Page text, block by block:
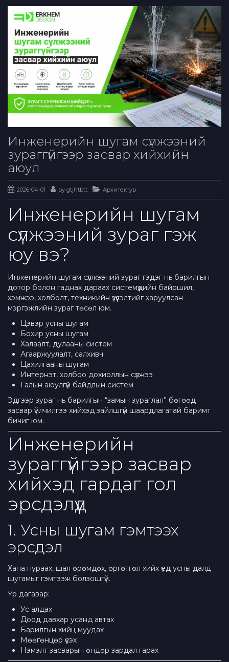
Инженерийн шугам сүлжээний
зураггүйгээр засвар хийхийн
аюул
2026-04-01 by gtjhtbtt Архитектур
Инженерийн шугам
сүлжээний зураг гэж
юу вэ?
Инженерийн шугам сүлжээний зураг гэдэг нь барилгын
дотор болон гаднах дараах системүүдийн байршил,
хэмжээ, холболт, техникийн үзүүлэлтийг харуулсан
мэргэжлийн зураг төсөл юм.
Цэвэр усны шугам
Бохир усны шугам
Халаалт, дулааны систем
Агааржуулалт, салхивч
Цахилгааны шугам
Интернэт, холбоо дохиоллын сүлжээ
Галын аюулгүй байдлын систем
Эдгээр зураг нь барилгын “замын зураглал” бөгөөд
засвар үйлчилгээ хийхэд зайлшгүй шаардлагатай баримт
бичиг юм.
Инженерийн
зураггүйгээр засвар
хийхэд гардаг гол
эрсдэлүүд
1. Усны шугам гэмтээх
эрсдэл
Хана нураах, шал өрөмдөх, өргөтгөл хийх үед усны далд
шугамыг гэмтээж болзошгүй.
Үр дагавар:
Ус алдах
Доод давхар усанд автах
Барилгын хийц муудах
Мөөгөнцөр үүсэх
Нэмэлт засварын өндөр зардал гарах